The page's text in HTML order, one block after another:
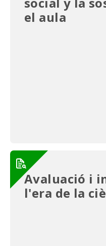
el aula
Avaluació i
l'era de la